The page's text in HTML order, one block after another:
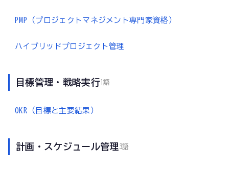
PMP（プロジェクトマネジメント専門家資格）
ハイブリッドプロジェクト管理
目標管理・戦略実行1語
OKR（目標と主要結果）
計画・スケジュール管理3語